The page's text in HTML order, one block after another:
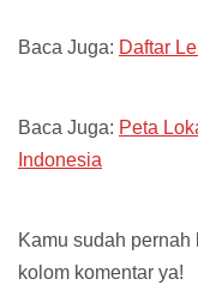
Baca Juga: Daftar
Baca Juga: Peta
Indonesia
Kamu sudah
kolom komentar ya!